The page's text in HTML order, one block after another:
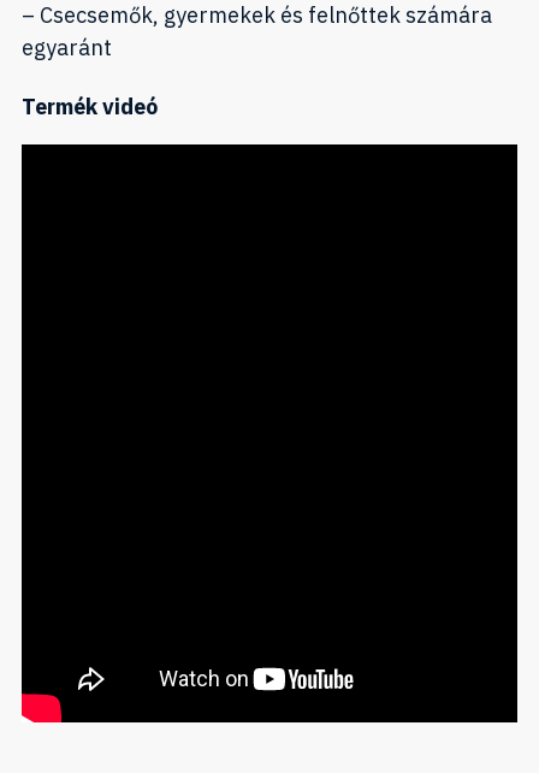
– Csecsemők, gyermekek és felnőttek számára
egyaránt
Termék videó